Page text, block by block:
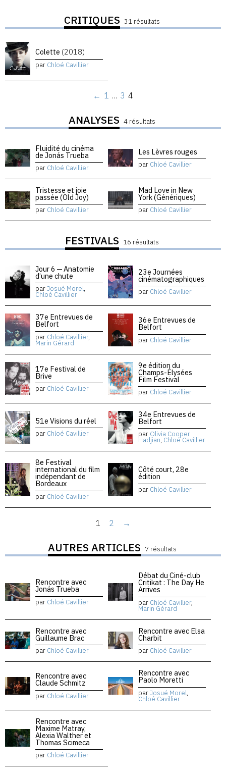
CRITIQUES 31 résultats
Colette (2018)
par Chloé Cavillier
← 1 … 3 4
ANALYSES 4 résultats
Fluidité du cinéma
de Jonás Trueba
par Chloé Cavillier
Les Lèvres rouges
par Chloé Cavillier
Tristesse et joie
passée (Old Joy)
par Chloé Cavillier
Mad Love in New
York (Génériques)
par Chloé Cavillier
FESTIVALS 16 résultats
Jour 6 — Anatomie
d’une chute
parJosué Morel,
Chloé Cavillier
23e Journées
cinématographiques
par Chloé Cavillier
37e Entrevues de
Belfort
par Chloé Cavillier,
Marin Gérard
36e Entrevues de
Belfort
par Chloé Cavillier
17e Festival de
Brive
par Chloé Cavillier
9e édition du
Champs-Élysées
Film Festival
par Chloé Cavillier
51e Visions du réel
par Chloé Cavillier
34e Entrevues de
Belfort
par Olivia Cooper
Hadjian, Chloé Cavillier
8e Festival
international du film
indépendant de
Bordeaux
par Chloé Cavillier
Côté court, 28e
édition
par Chloé Cavillier
1 2 →
AUTRES ARTICLES 7 résultats
Rencontre avec
Jonás Trueba
par Chloé Cavillier
Débat du Ciné-club
Critikat : The Day He
Arrives
par Chloé Cavillier,
Marin Gérard
Rencontre avec
Guillaume Brac
par Chloé Cavillier
Rencontre avec Elsa
Charbit
par Chloé Cavillier
Rencontre avec
Claude Schmitz
par Chloé Cavillier
Rencontre avec
Paolo Moretti
parJosué Morel,
Chloé Cavillier
Rencontre avec
Maxime Matray,
Alexia Walther et
Thomas Scimeca
par Chloé Cavillier